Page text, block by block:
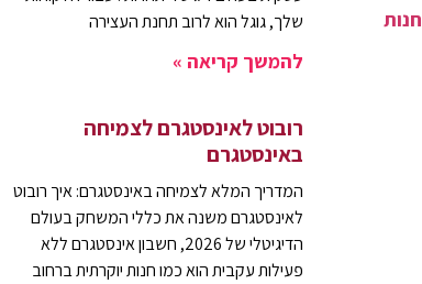
חנות
שלך, גוגל הוא לרוב תחנת העצירה
להמשך קריאה »
רובוט לאינסטגרם לצמיחה
באינסטגרם
המדריך המלא לצמיחה באינסטגרם: איך רובוט
לאינסטגרם משנה את כללי המשחק בעולם
הדיגיטלי של 2026, חשבון אינסטגרם ללא
פעילות עקבית הוא כמו חנות יוקרתית ברחוב